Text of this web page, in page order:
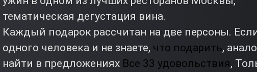
тематическая дегустация вина.
Каждый подарок рассчитан на две персоны.
одного человека и не знаете, что подарить,
найти в предложениях Все 33 удовольствия,